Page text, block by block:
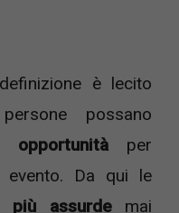
è lecito
possano
per
evento. Da qui le
più assurdemai